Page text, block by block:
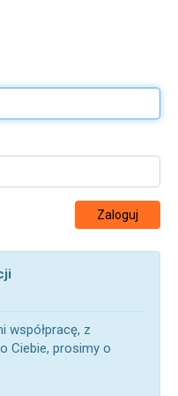
Zaloguj
współpracę, z
Ciebie, prosimy o